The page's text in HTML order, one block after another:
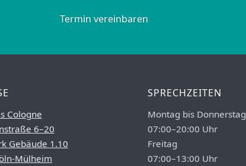
Termin vereinbaren
Cologne
6–20
Gebäude 1.10
Mülheim
SPRECHZEITEN
Montag bis Donnerstag
07:00–20:00 Uhr
Freitag
07:00–13:00 Uhr